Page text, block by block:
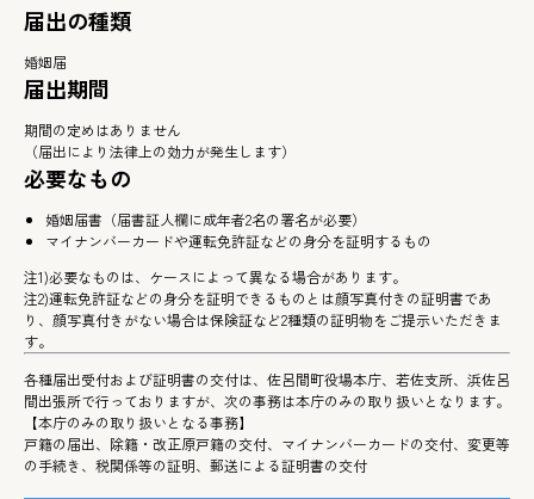
届出の種類
婚姻届
届出期間
期間の定めはありません
（届出により法律上の効力が発生します）
必要なもの
婚姻届書（届書証人欄に成年者2名の署名が必要）
マイナンバーカードや運転免許証などの身分を証明するもの
注1)必要なものは、ケースによって異なる場合があります。
注2)運転免許証などの身分を証明できるものとは顔写真付きの証明書であ
り、顔写真付きがない場合は保険証など2種類の証明物をご提示いただきま
す。
各種届出受付および証明書の交付は、佐呂間町役場本庁、若佐支所、浜佐呂
間出張所で行っておりますが、次の事務は本庁のみの取り扱いとなります。
【本庁のみの取り扱いとなる事務】
戸籍の届出、除籍・改正原戸籍の交付、マイナンバーカードの交付、変更等
の手続き、税関係等の証明、郵送による証明書の交付